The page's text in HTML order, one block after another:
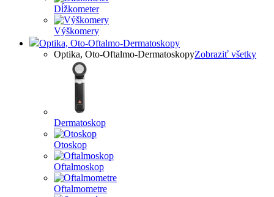
Dĺžkometer
Výškomery
Optika, Oto-Oftalmo-Dermatoskopy
Optika, Oto-Oftalmo-DermatoskopyZobraziť všetky
Dermatoskop
Otoskop
Oftalmoskop
Oftalmometre